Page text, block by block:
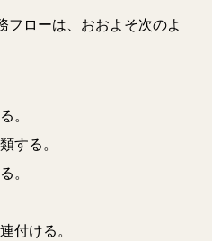
ローは、おおよそ次のよ
。
する。
。
付ける。